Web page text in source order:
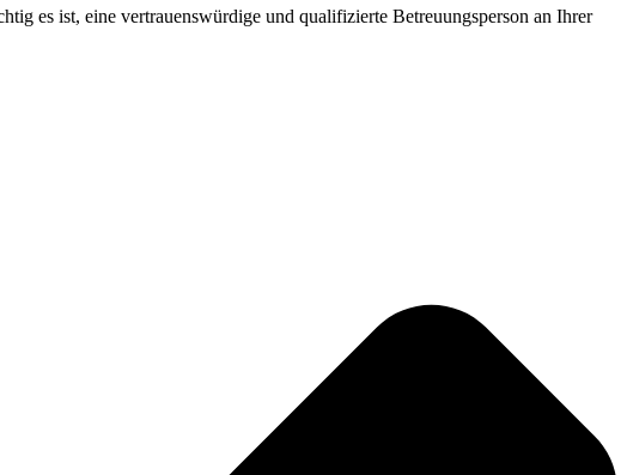
es ist, eine vertrauenswürdige und qualifizierte Betreuungsperson an Ihrer